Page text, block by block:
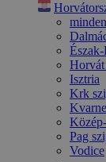
Horvát
Isztria
Krk
Pag
Vodice